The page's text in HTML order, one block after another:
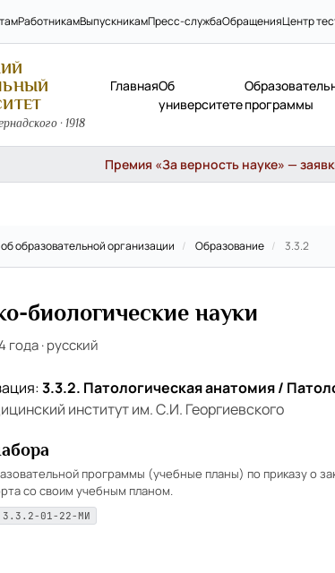
РаботникамВыпускникамПресс-службаОбращенияЦентр
· 1918
ГлавнаяОб
университетепрограммы
Премия «За верность науке» —
образовательной организации / Образование / 3.3.2
биологические науки
года·русский
3.3.2. Патологическая анатомия /
институт им. С.И. Георгиевского
программы (учебные планы) по приказу о
со своим учебным планом.
3.3.2-01-22-МИ